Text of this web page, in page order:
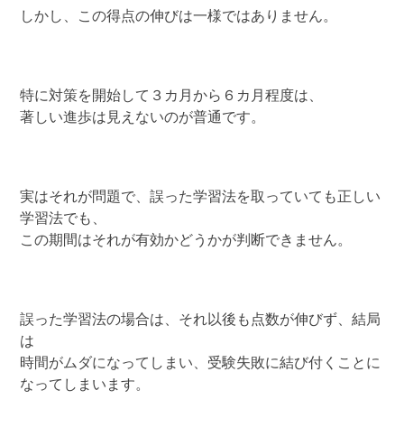
しかし、この得点の伸びは一様ではありません。
特に対策を開始して３カ月から６カ月程度は、
著しい進歩は見えないのが普通です。
実はそれが問題で、誤った学習法を取っていても正しい
学習法でも、
この期間はそれが有効かどうかが判断できません。
誤った学習法の場合は、それ以後も点数が伸びず、結局
は
時間がムダになってしまい、受験失敗に結び付くことに
なってしまいます。